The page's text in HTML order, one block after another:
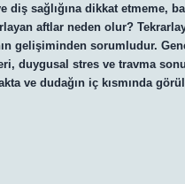
sağlığına dikkat etmeme,
aftlar neden olur?
gelişiminden sorumludur.
duygusal stres ve travma
ve dudağın iç kısmında